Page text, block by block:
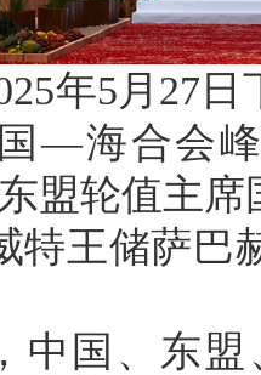
年5月27
—海合会
盟轮值主
特王储萨巴
，中国、东